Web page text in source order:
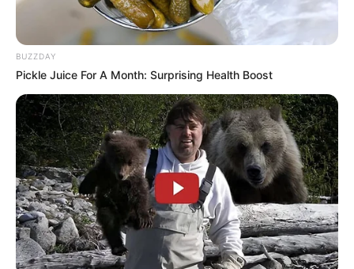
BUZZDAY
Pickle Juice For A Month: Surprising Health Boost